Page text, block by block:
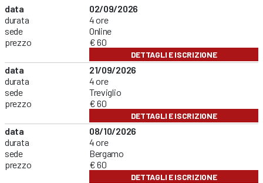
data
durata
sede
prezzo
02/09/2026
4 ore
Online
€ 60
DETTAGLI E ISCRIZIONE
data
durata
sede
prezzo
21/09/2026
4 ore
Treviglio
€ 60
DETTAGLI E ISCRIZIONE
data
durata
sede
prezzo
08/10/2026
4 ore
Bergamo
€ 60
DETTAGLI E ISCRIZIONE